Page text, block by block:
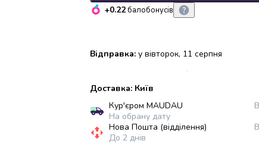
+0.22балобонусів
Відправка: у вівторок, 11 серпня
Доставка: Київ
Кур'єром MAUDAU
На обрану дату
Нова Пошта (відділення)
До 2 днів